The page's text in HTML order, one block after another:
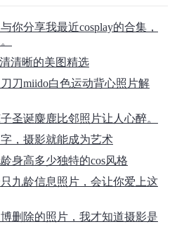
你分享我最近cosplay的合集，
清晰的美图精选
刀miido白色运动背心照片解
圣诞麋鹿比邻照片让人心醉。
，摄影就能成为艺术
身高多少独特的cos风格
九龄信息照片，会让你爱上这
删除的照片，我才知道摄影是